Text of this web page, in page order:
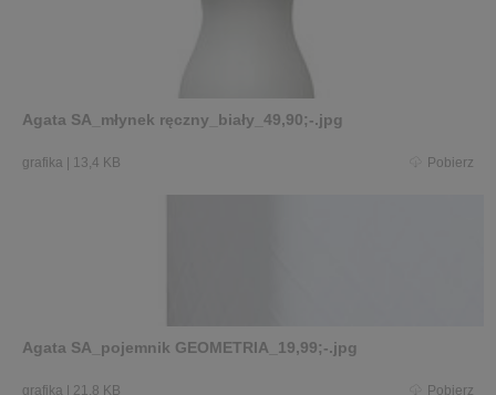
Agata SA_młynek ręczny_biały_49,90;-.jpg
grafika 13,4 KB Pobierz
Agata SA_pojemnik GEOMETRIA_19,99;-.jpg
grafika 21,8 KB Pobierz